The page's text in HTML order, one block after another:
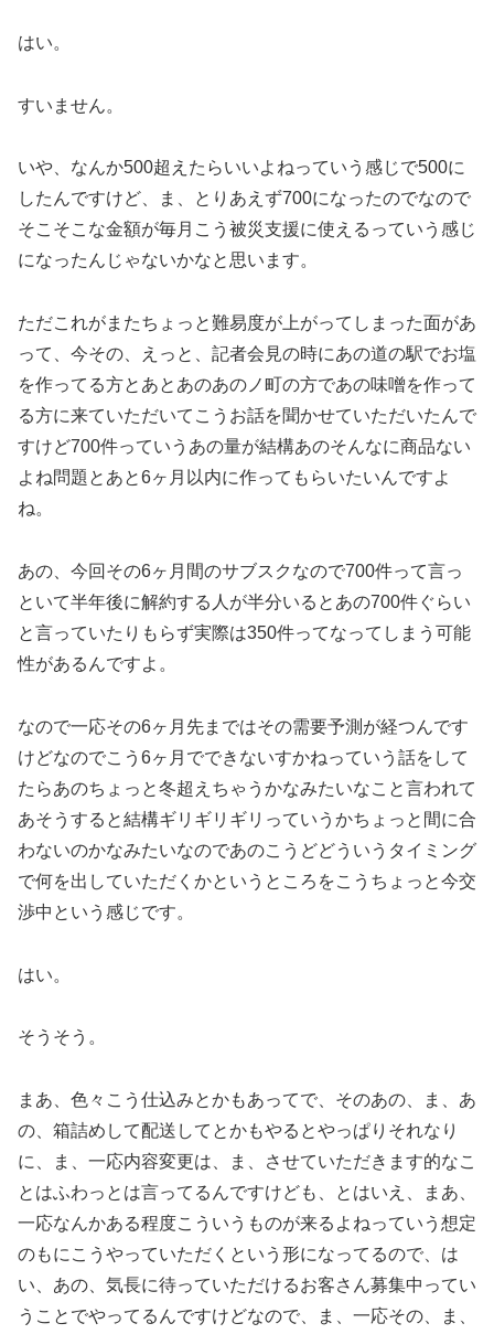
はい。
すいません。
いや、なんか500超えたらいいよねっていう感じで500に
したんですけど、ま、とりあえず700になったのでなので
そこそこな金額が毎月こう被災支援に使えるっていう感じ
になったんじゃないかなと思います。
ただこれがまたちょっと難易度が上がってしまった面があ
って、今その、えっと、記者会見の時にあの道の駅でお塩
を作ってる方とあとあのあのノ町の方であの味噌を作って
る方に来ていただいてこうお話を聞かせていただいたんで
すけど700件っていうあの量が結構あのそんなに商品ない
よね問題とあと6ヶ月以内に作ってもらいたいんですよ
ね。
あの、今回その6ヶ月間のサブスクなので700件って言っ
といて半年後に解約する人が半分いるとあの700件ぐらい
と言っていたりもらず実際は350件ってなってしまう可能
性があるんですよ。
なので一応その6ヶ月先まではその需要予測が経つんです
けどなのでこう6ヶ月でできないすかねっていう話をして
たらあのちょっと冬超えちゃうかなみたいなこと言われて
あそうすると結構ギリギリギリっていうかちょっと間に合
わないのかなみたいなのであのこうどどういうタイミング
で何を出していただくかというところをこうちょっと今交
渉中という感じです。
はい。
そうそう。
まあ、色々こう仕込みとかもあってで、そのあの、ま、あ
の、箱詰めして配送してとかもやるとやっぱりそれなり
に、ま、一応内容変更は、ま、させていただきます的なこ
とはふわっとは言ってるんですけども、とはいえ、まあ、
一応なんかある程度こういうものが来るよねっていう想定
のもにこうやっていただくという形になってるので、は
い、あの、気長に待っていただけるお客さん募集中ってい
うことでやってるんですけどなので、ま、一応その、ま、